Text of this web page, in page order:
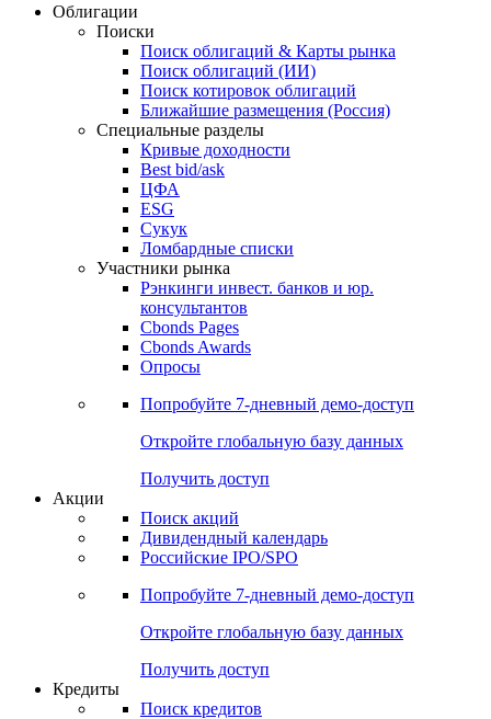
Облигации
Поиски
Поиск облигаций & Карты рынка
Поиск облигаций (ИИ)
Поиск котировок облигаций
Ближайшие размещения (Россия)
Специальные разделы
Кривые доходности
Best bid/ask
ЦФА
ESG
Сукук
Ломбардные списки
Участники рынка
Рэнкинги инвест. банков и юр.
консультантов
Cbonds Pages
Cbonds Awards
Опросы
Попробуйте 7-дневный демо-доступ
Откройте глобальную базу данных
Получить доступ
Акции
Поиск акций
Дивидендный календарь
Российские IPO/SPO
Попробуйте 7-дневный демо-доступ
Откройте глобальную базу данных
Получить доступ
Кредиты
Поиск кредитов